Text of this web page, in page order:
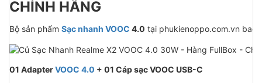
CHÍNH HÃNG
Bộ sản phẩm Sạc nhanh VOOC 4.0 tại phukienoppo.com.vn bao
01 AdapterVOOC 4.0 + 01 Cáp sạc VOOC USB-C